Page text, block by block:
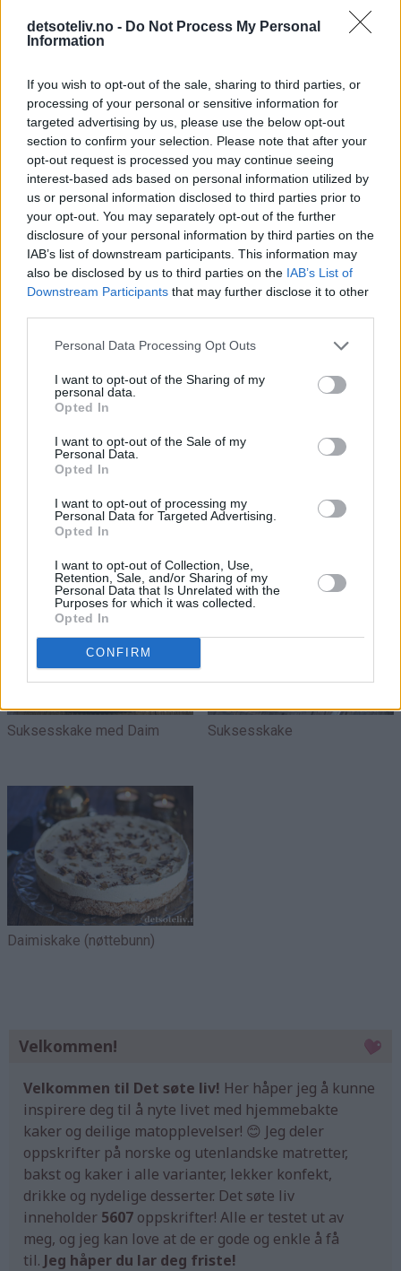
detsoteliv.no - Do Not Process My Personal
Information
If you wish to opt-out of the sale, sharing to third parties, or
processing of your personal or sensitive information for
targeted advertising by us, please use the below opt-out
section to confirm your selection. Please note that after your
opt-out request is processed you may continue seeing
interest-based ads based on personal information utilized by
us or personal information disclosed to third parties prior to
your opt-out. You may separately opt-out of the further
disclosure of your personal information by third parties on the
IAB’s list of downstream participants. This information may
also be disclosed by us to third parties on the IAB’s List of
Downstream Participants that may further disclose it to other
Personal Data Processing Opt Outs
I want to opt-out of the Sharing of my
personal data.
Opted In
I want to opt-out of the Sale of my
Personal Data.
Opted In
I want to opt-out of processing my
Personal Data for Targeted Advertising.
Opted In
I want to opt-out of Collection, Use,
Retention, Sale, and/or Sharing of my
Personal Data that Is Unrelated with the
Purposes for which it was collected.
Opted In
CONFIRM
Daimiskake med kaffe Minisuksess
Bringebærsuksess Jordbærsuksess
Suksesskake med Daim Suksesskake
Daimiskake (nøttebunn)
Velkommen!
Velkommen til Det søte liv! Her håper jeg å kunne
inspirere deg til å nyte livet med hjemmebakte
kaker og deilige matopplevelser! 😊 Jeg deler
oppskrifter på norske og utenlandske matretter,
bakst og kaker i alle varianter, lekker konfekt,
drikke og nydelige desserter. Det søte liv
inneholder 5607 oppskrifter! Alle er testet ut av
meg, og jeg kan love at de er gode og enkle å få
til. Jeg håper du lar deg friste!